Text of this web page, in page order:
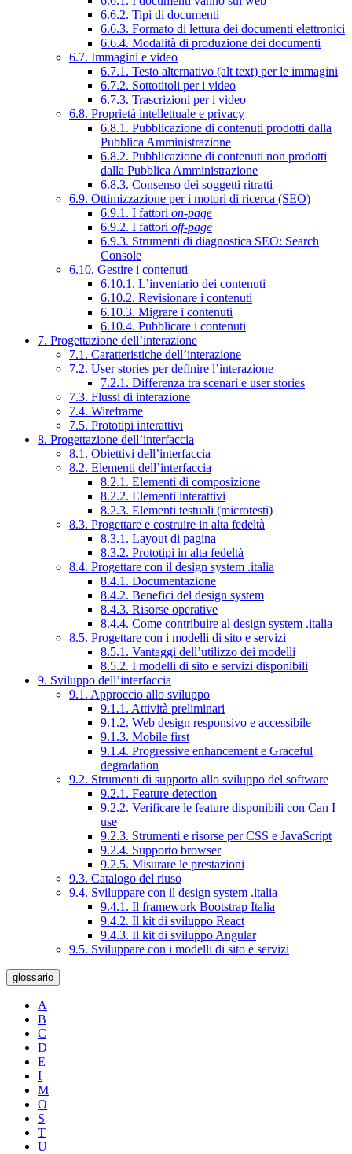
6.6.2. Tipi di documenti
6.6.3. Formato di lettura dei documenti elettronici
6.6.4. Modalità di produzione dei documenti
6.7. Immagini e video
6.7.1. Testo alternativo (alt text) per le immagini
6.7.2. Sottotitoli per i video
6.7.3. Trascrizioni per i video
6.8. Proprietà intellettuale e privacy
6.8.1. Pubblicazione di contenuti prodotti dalla
Pubblica Amministrazione
6.8.2. Pubblicazione di contenuti non prodotti
dalla Pubblica Amministrazione
6.8.3. Consenso dei soggetti ritratti
6.9. Ottimizzazione per i motori di ricerca (SEO)
6.9.1. I fattori on-page
6.9.2. I fattori off-page
6.9.3. Strumenti di diagnostica SEO: Search
Console
6.10. Gestire i contenuti
6.10.1. L’inventario dei contenuti
6.10.2. Revisionare i contenuti
6.10.3. Migrare i contenuti
6.10.4. Pubblicare i contenuti
7. Progettazione dell’interazione
7.1. Caratteristiche dell’interazione
7.2. User stories per definire l’interazione
7.2.1. Differenza tra scenari e user stories
7.3. Flussi di interazione
7.4. Wireframe
7.5. Prototipi interattivi
8. Progettazione dell’interfaccia
8.1. Obiettivi dell’interfaccia
8.2. Elementi dell’interfaccia
8.2.1. Elementi di composizione
8.2.2. Elementi interattivi
8.2.3. Elementi testuali (microtesti)
8.3. Progettare e costruire in alta fedeltà
8.3.1. Layout di pagina
8.3.2. Prototipi in alta fedeltà
8.4. Progettare con il design system .italia
8.4.1. Documentazione
8.4.2. Benefici del design system
8.4.3. Risorse operative
8.4.4. Come contribuire al design system .italia
8.5. Progettare con i modelli di sito e servizi
8.5.1. Vantaggi dell’utilizzo dei modelli
8.5.2. I modelli di sito e servizi disponibili
9. Sviluppo dell’interfaccia
9.1. Approccio allo sviluppo
9.1.1. Attività preliminari
9.1.2. Web design responsivo e accessibile
9.1.3. Mobile first
9.1.4. Progressive enhancement e Graceful
degradation
9.2. Strumenti di supporto allo sviluppo del software
9.2.1. Feature detection
9.2.2. Verificare le feature disponibili con Can I
use
9.2.3. Strumenti e risorse per CSS e JavaScript
9.2.4. Supporto browser
9.2.5. Misurare le prestazioni
9.3. Catalogo del riuso
9.4. Sviluppare con il design system .italia
9.4.1. Il framework Bootstrap Italia
9.4.2. Il kit di sviluppo React
9.4.3. Il kit di sviluppo Angular
9.5. Sviluppare con i modelli di sito e servizi
glossario
A
B
C
D
E
I
M
O
S
T
U